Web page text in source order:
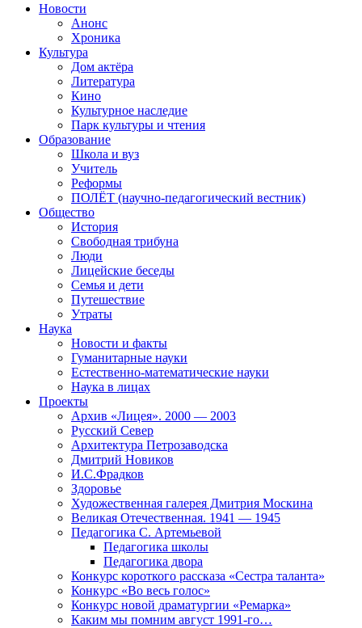
Новости
Анонс
Хроника
Культура
Дом актёра
Литература
Кино
Культурное наследие
Парк культуры и чтения
Образование
Школа и вуз
Учитель
Реформы
ПОЛЁТ (научно-педагогический вестник)
Общество
История
Свободная трибуна
Люди
Лицейские беседы
Семья и дети
Путешествие
Утраты
Наука
Новости и факты
Гуманитарные науки
Естественно-математические науки
Наука в лицах
Проекты
Архив «Лицея». 2000 — 2003
Русский Север
Архитектура Петрозаводска
Дмитрий Новиков
И.С.Фрадков
Здоровье
Художественная галерея Дмитрия Москина
Великая Отечественная. 1941 — 1945
Педагогика С. Артемьевой
Педагогика школы
Педагогика двора
Конкурс короткого рассказа «Сестра таланта»
Конкурс «Во весь голос»
Конкурс новой драматургии «Ремарка»
Каким мы помним август 1991-го…